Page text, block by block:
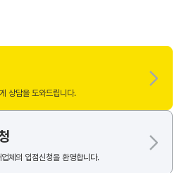
상담을 도와드립니다.
체의 입점신청을 환영합니다.